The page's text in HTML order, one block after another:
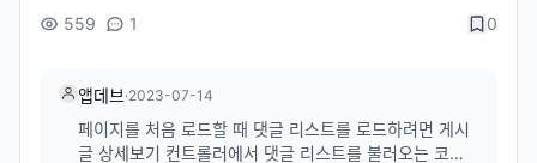
글의 상세보기에 등록되는것인데 .. 1-1) 게시글의 상세보기에 들
데 댓글등록버튼을 누르면 모달창에 꺼지지가않습니다 ..ㅠ 1-3)
목록이 보이고 , 다시 새로고침을 누르면 댓글 리스트가 사라집니
다. -> 그래서 제가 이것저것 해본결과 왠지 NoticeBoardContro
559 1 0
앱데브 ·2023-07-14
페이지를 처음 로드할 때 댓글 리스트를 로드하려면 게시
글 상세보기 컨트롤러에서 댓글 리스트를 불러오는 코드